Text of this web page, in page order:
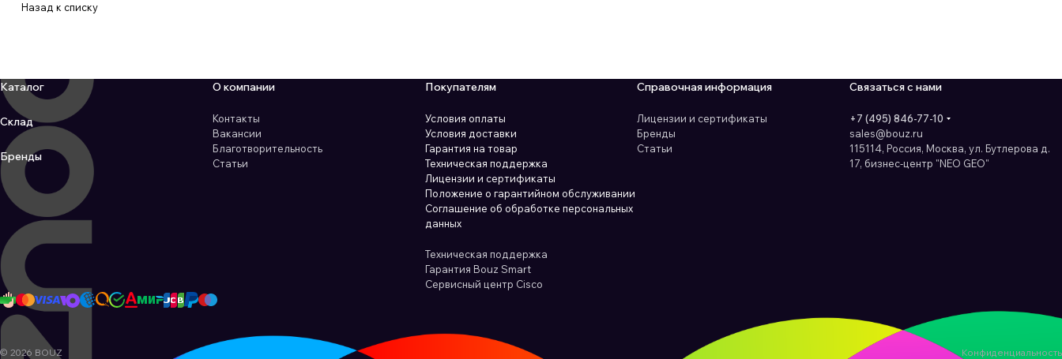
Назад к списку
Каталог
Склад
Бренды
О компании
Контакты
Вакансии
Благотворительность
Статьи
Покупателям
Условия оплаты
Условия доставки
Гарантия на товар
Техническая поддержка
Лицензии и сертификаты
Положение о гарантийном обслуживании
Соглашение об обработке персональных
данных
Техническая поддержка
Гарантия Bouz Smart
Сервисный центр Cisco
Справочная информация
Лицензии и сертификаты
Бренды
Статьи
Связаться с нами
+7 (495) 846-77-10
sales@bouz.ru
115114, Россия, Москва, ул. Бутлерова д.
17, бизнес-центр "NEO GEO"
© 2026 BOUZ Конфиденциальность